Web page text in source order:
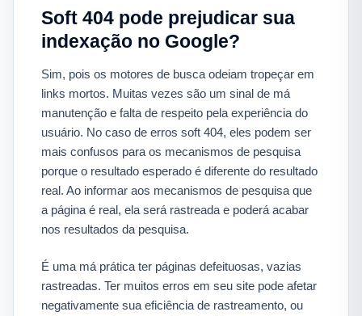
Soft 404 pode prejudicar sua
indexação no Google?
Sim, pois os motores de busca odeiam tropeçar em
links mortos. Muitas vezes são um sinal de má
manutenção e falta de respeito pela experiência do
usuário. No caso de erros soft 404, eles podem ser
mais confusos para os mecanismos de pesquisa
porque o resultado esperado é diferente do resultado
real. Ao informar aos mecanismos de pesquisa que
a página é real, ela será rastreada e poderá acabar
nos resultados da pesquisa.
É uma má prática ter páginas defeituosas, vazias
rastreadas. Ter muitos erros em seu site pode afetar
negativamente sua eficiência de rastreamento, ou